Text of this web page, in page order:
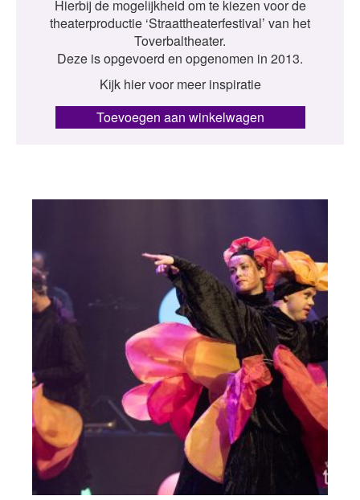
Hierbij de mogelijkheid om te kiezen voor de
theaterproductie ‘Straattheaterfestival’ van het
Toverbaltheater.
Deze is opgevoerd en opgenomen in 2013.
Kijk hier voor meer inspiratie
Toevoegen aan winkelwagen